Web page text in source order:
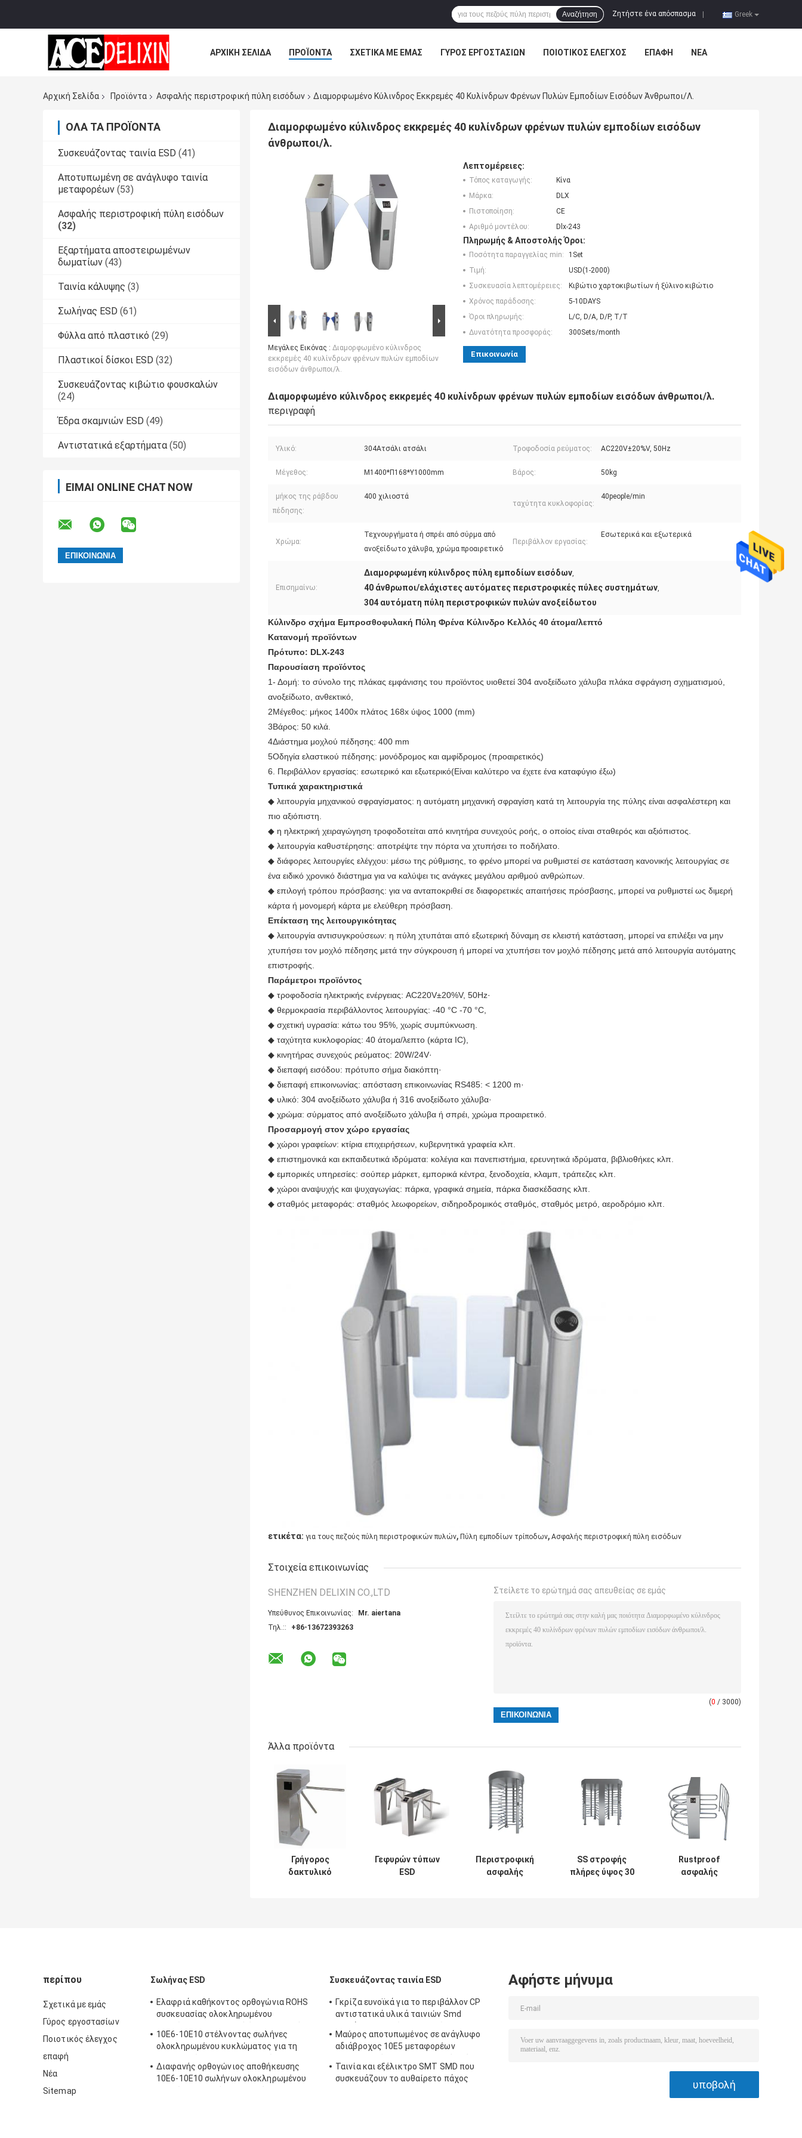
Greek
Ζητήστε ένα απόσπασμα
Αναζήτηση
ΑΡΧΙΚΉ ΣΕΛΊΔΑ ΠΡΟΪΌΝΤΑ ΣΧΕΤΙΚΆ ΜΕ ΕΜΆΣ ΓΎΡΟΣ ΕΡΓΟΣΤΑΣΊΩΝ ΠΟΙΟΤΙΚΌΣ ΈΛΕΓΧΟΣ ΕΠΑΦΉ ΝΈΑ
Αρχική Σελίδα
Προϊόντα Ασφαλής περιστροφική πύλη εισόδων Διαμορφωμένο Κύλινδρος Εκκρεμές 40 Κυλίνδρων Φρένων Πυλών Εμποδίων Εισόδων Άνθρωποι/λ.
ΌΛΑ ΤΑ ΠΡΟΪΌΝΤΑ
Συσκευάζοντας ταινία ESD (41)
Αποτυπωμένη σε ανάγλυφο ταινία
μεταφορέων (53)
Ασφαλής περιστροφική πύλη εισόδων
(32)
Εξαρτήματα αποστειρωμένων
δωματίων (43)
Ταινία κάλυψης (3)
Σωλήνας ESD (61)
Φύλλα από πλαστικό (29)
Πλαστικοί δίσκοι ESD (32)
Συσκευάζοντας κιβώτιο φουσκαλών
(24)
Έδρα σκαμνιών ESD (49)
Αντιστατικά εξαρτήματα (50)
ΕΊΜΑΙ ONLINE CHAT NOW
Διαμορφωμένο κύλινδρος εκκρεμές 40 κυλίνδρων φρένων πυλών εμποδίων εισόδων
άνθρωποι/λ.
Μεγάλες Εικόνας : Διαμορφωμένο κύλινδρος
εκκρεμές 40 κυλίνδρων φρένων πυλών εμποδίων
εισόδων άνθρωποι/λ.
Λεπτομέρειες:
Τόπος καταγωγής:
Κίνα
Μάρκα:
DLX
Πιστοποίηση:
CE
Αριθμό μοντέλου:
Dlx-243
Πληρωμής & Αποστολής Όροι:
Ποσότητα παραγγελίας min:
1Set
Τιμή:
USD(1-2000)
Συσκευασία λεπτομέρειες:
Κιβώτιο χαρτοκιβωτίων ή ξύλινο κιβώτιο
Χρόνος παράδοσης:
5-10DAYS
Όροι πληρωμής:
L/C, D/A, D/P, T/T
Δυνατότητα προσφοράς:
300Sets/month
Επικοινωνία
Διαμορφωμένο κύλινδρος εκκρεμές 40 κυλίνδρων φρένων πυλών εμποδίων εισόδων άνθρωποι/λ.
περιγραφή
Υλικό: 304Ατσάλι ατσάλι Τροφοδοσία ρεύματος: AC220V±20%V, 50Hz
Μέγεθος: Μ1400*Π168*Υ1000mm Βάρος: 50kg
μήκος της ράβδου
πέδησης:
400 χιλιοστά
ταχύτητα κυκλοφορίας:
40people/min
Χρώμα:
Τεχνουργήματα ή σπρέι από σύρμα από
ανοξείδωτο χάλυβα, χρώμα προαιρετικό
Περιβάλλον εργασίας:
Εσωτερικά και εξωτερικά
Επισημαίνω:
Διαμορφωμένη κύλινδρος πύλη εμποδίων εισόδων,
40 άνθρωποι/ελάχιστες αυτόματες περιστροφικές πύλες συστημάτων,
304 αυτόματη πύλη περιστροφικών πυλών ανοξείδωτου
Κύλινδρο σχήμα Εμπροσθοφυλακή Πύλη Φρένα Κύλινδρο Κελλός 40 άτομα/λεπτό
Κατανομή προϊόντων
Πρότυπο: DLX-243
Παρουσίαση προϊόντος
1- Δομή: το σύνολο της πλάκας εμφάνισης του προϊόντος υιοθετεί 304 ανοξείδωτο χάλυβα πλάκα σφράγιση σχηματισμού,
ανοξείδωτο, ανθεκτικό,
2Μέγεθος: μήκος 1400x πλάτος 168x ύψος 1000 (mm)
3Βάρος: 50 κιλά.
4Διάστημα μοχλού πέδησης: 400 mm
5Οδηγία ελαστικού πέδησης: μονόδρομος και αμφίδρομος (προαιρετικός)
6. Περιβάλλον εργασίας: εσωτερικό και εξωτερικό(Είναι καλύτερο να έχετε ένα καταφύγιο έξω)
Τυπικά χαρακτηριστικά
◆ λειτουργία μηχανικού σφραγίσματος: η αυτόματη μηχανική σφραγίση κατά τη λειτουργία της πύλης είναι ασφαλέστερη και
πιο αξιόπιστη.
◆ η ηλεκτρική χειραγώγηση τροφοδοτείται από κινητήρα συνεχούς ροής, ο οποίος είναι σταθερός και αξιόπιστος.
◆ λειτουργία καθυστέρησης: αποτρέψτε την πόρτα να χτυπήσει το ποδήλατο.
◆ διάφορες λειτουργίες ελέγχου: μέσω της ρύθμισης, το φρένο μπορεί να ρυθμιστεί σε κατάσταση κανονικής λειτουργίας σε
ένα ειδικό χρονικό διάστημα για να καλύψει τις ανάγκες μεγάλου αριθμού ανθρώπων.
◆ επιλογή τρόπου πρόσβασης: για να ανταποκριθεί σε διαφορετικές απαιτήσεις πρόσβασης, μπορεί να ρυθμιστεί ως διμερή
κάρτα ή μονομερή κάρτα με ελεύθερη πρόσβαση.
Επέκταση της λειτουργικότητας
◆ λειτουργία αντισυγκρούσεων: η πύλη χτυπάται από εξωτερική δύναμη σε κλειστή κατάσταση, μπορεί να επιλέξει να μην
χτυπήσει τον μοχλό πέδησης μετά την σύγκρουση ή μπορεί να χτυπήσει τον μοχλό πέδησης μετά από λειτουργία αυτόματης
επιστροφής.
Παράμετροι προϊόντος
◆ τροφοδοσία ηλεκτρικής ενέργειας: AC220V±20%V, 50Hz·
◆ θερμοκρασία περιβάλλοντος λειτουργίας: -40 °C -70 °C,
◆ σχετική υγρασία: κάτω του 95%, χωρίς συμπύκνωση.
◆ ταχύτητα κυκλοφορίας: 40 άτομα/λεπτο (κάρτα IC),
◆ κινητήρας συνεχούς ρεύματος: 20W/24V·
◆ διεπαφή εισόδου: πρότυπο σήμα διακόπτη·
◆ διεπαφή επικοινωνίας: απόσταση επικοινωνίας RS485: < 1200 m·
◆ υλικό: 304 ανοξείδωτο χάλυβα ή 316 ανοξείδωτο χάλυβα·
◆ χρώμα: σύρματος από ανοξείδωτο χάλυβα ή σπρέι, χρώμα προαιρετικό.
Προσαρμογή στον χώρο εργασίας
◆ χώροι γραφείων: κτίρια επιχειρήσεων, κυβερνητικά γραφεία κλπ.
◆ επιστημονικά και εκπαιδευτικά ιδρύματα: κολέγια και πανεπιστήμια, ερευνητικά ιδρύματα, βιβλιοθήκες κλπ.
◆ εμπορικές υπηρεσίες: σούπερ μάρκετ, εμπορικά κέντρα, ξενοδοχεία, κλαμπ, τράπεζες κλπ.
◆ χώροι αναψυχής και ψυχαγωγίας: πάρκα, γραφικά σημεία, πάρκα διασκέδασης κλπ.
◆ σταθμός μεταφοράς: σταθμός λεωφορείων, σιδηροδρομικός σταθμός, σταθμός μετρό, αεροδρόμιο κλπ.
ετικέτα: για τους πεζούς πύλη περιστροφικών πυλών, Πύλη εμποδίων τρίποδων, Ασφαλής περιστροφική πύλη εισόδων
Στοιχεία επικοινωνίας
SHENZHEN DELIXIN CO.,LTD
Υπεύθυνος Επικοινωνίας:
Mr. aiertana
Τηλ.::
+86-13672393263
Στείλετε το ερώτημά σας απευθείας σε εμάς
(0 / 3000)
Άλλα προϊόντα
Γρήγορος
δακτυλικό
ταυτότητας RFID
Γεφυρών τύπων
ESD
Περιστροφική
ασφαλής
ανίχνευση
κώδικα QR
SS στροφής
πλήρες ύψος 30
Rustproof
ασφαλής
περίπου
Σχετικά με εμάς
Γύρος εργοστασίων
Ποιοτικός έλεγχος
επαφή
Νέα
Sitemap
Σωλήνας ESD
Ελαφριά καθήκοντος ορθογώνια ROHS
συσκευασίας ολοκληρωμένου
10E6-10E10 στέλνοντας σωλήνες
ολοκληρωμένου κυκλώματος για τη
συστατικών
Διαφανής ορθογώνιος αποθήκευσης
10E6-10E10 σωλήνων ολοκληρωμένου
Συσκευάζοντας ταινία ESD
Γκρίζα ευνοϊκά για το περιβάλλον CP
αντιστατικά υλικά ταινιών Smd
Μαύρος αποτυπωμένος σε ανάγλυφο
αδιάβροχος 10E5 μεταφορέων
ταινιών
Ταινία και εξέλικτρο SMT SMD που
συσκευάζουν το αυθαίρετο πάχος
Αφήστε μήνυμα